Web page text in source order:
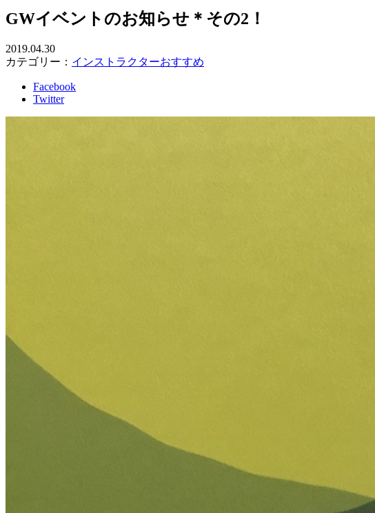
GWイベントのお知らせ＊その2！
2019.04.30
カテゴリー： インストラクターおすすめ
Facebook
Twitter